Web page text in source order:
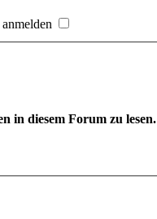
in diesem Forum zu lesen.